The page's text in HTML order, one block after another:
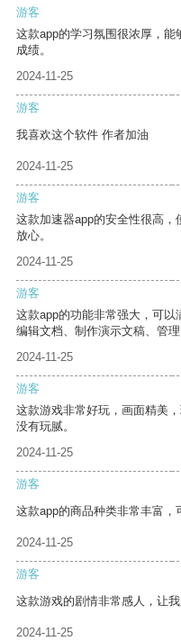
游客
这款app的学习氛围很浓厚，
成绩。
2024-11-25
游客
我喜欢这个软件 作者加油
2024-11-25
游客
这款加速器app的安全性很高
放心。
2024-11-25
游客
这款app的功能非常强大，可
编辑文档、制作演示文稿、管理
2024-11-25
游客
这款游戏非常好玩，画面精美
没有玩腻。
2024-11-25
游客
这款app的商品种类非常丰富，
2024-11-25
游客
这款游戏的剧情非常感人，让我
2024-11-25